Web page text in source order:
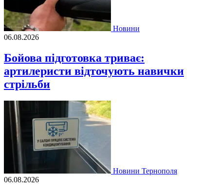
Новини
06.08.2026
Бойова підготовка триває:
артилеристи відточують навички
стрільби
Новини Тернополя
06.08.2026